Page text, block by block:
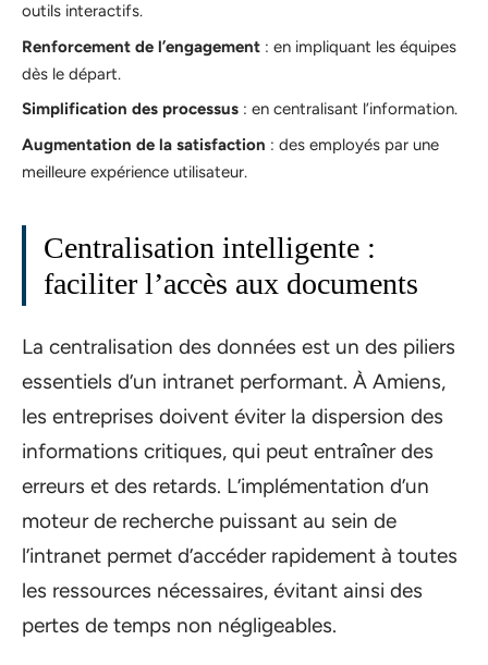
outils interactifs.
Renforcement de l’engagement : en impliquant les équipes
dès le départ.
Simplification des processus : en centralisant l’information.
Augmentation de la satisfaction : des employés par une
meilleure expérience utilisateur.
Centralisation intelligente :
faciliter l’accès aux documents
La centralisation des données est un des piliers
essentiels d’un intranet performant. À Amiens,
les entreprises doivent éviter la dispersion des
informations critiques, qui peut entraîner des
erreurs et des retards. L’implémentation d’un
moteur de recherche puissant au sein de
l’intranet permet d’accéder rapidement à toutes
les ressources nécessaires, évitant ainsi des
pertes de temps non négligeables.